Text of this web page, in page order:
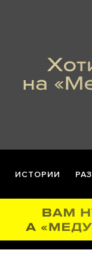
ИСТОРИИ